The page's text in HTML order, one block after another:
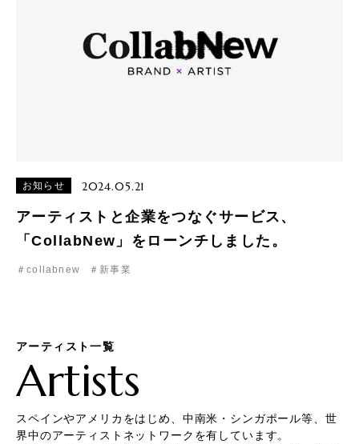
お知らせ 2024.05.21
アーティストと企業をつなぐサービス、
「CollabNew」をローンチしました。
＃collabnew ＃新事業
アーティスト一覧
Artists
スペインやアメリカをはじめ、中南米・シンガポール等、世
界中のアーティストネットワークを有しています。